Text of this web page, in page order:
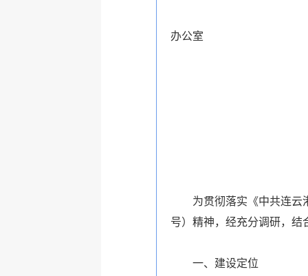
办公室
为贯彻落实《中共连云
号）精神，经充分调研，结
一、建设定位